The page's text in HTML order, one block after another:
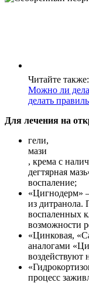
Читайте также:
Можно ли
делать
Для лечения на
гели,
мази
, крема с
дегтярная
воспаление;
«Цигнодерм»
из дитранола.
воспаленных
возможности
«Цинковая,
аналогами
воздействуют
процесс